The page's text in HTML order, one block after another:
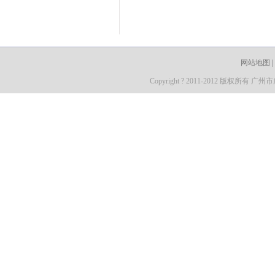
网站地图
Copyright ? 2011-2012 版权所有 广州